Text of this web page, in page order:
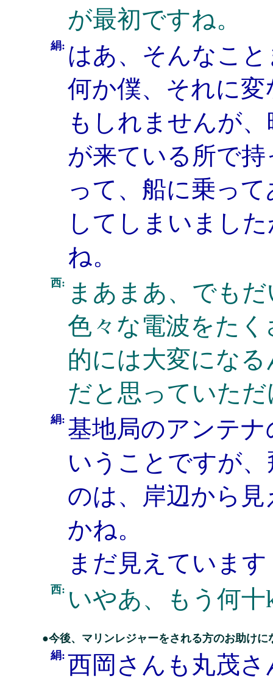
が最初ですね。
絹: はあ、そんなこ
何か僕、それに
もしれませんが
が来ている所で
って、船に乗っ
してしまいまし
ね。
西: まあまあ、でも
色々な電波をた
的には大変にな
だと思っていた
絹: 基地局のアンテ
いうことですが
のは、岸辺から
かね。
まだ見えていま
西: いやあ、もう何
●今後、マリンレジャーをされる方のお助けに
絹: 西岡さんも丸茂